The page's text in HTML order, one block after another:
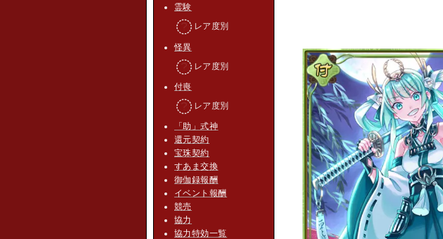
霊験
レア度別
怪異
レア度別
付喪
レア度別
「助」式神
還元契約
宝珠契約
すあま交換
御伽録報酬
イベント報酬
競売
協力
協力特効一覧